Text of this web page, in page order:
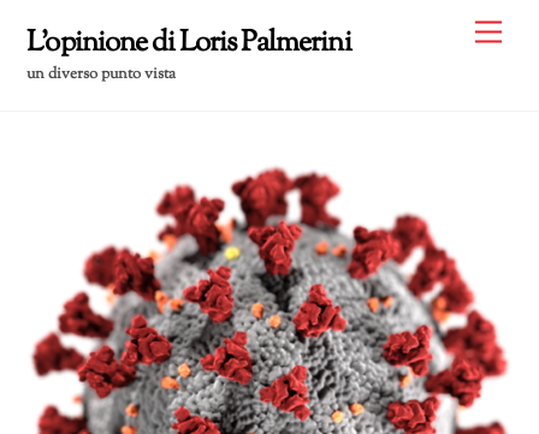
content
L'opinione di Loris Palmerini
un diverso punto vista